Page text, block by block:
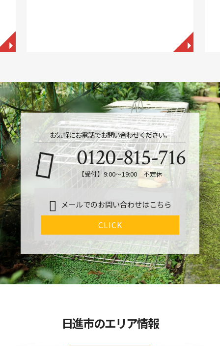
◥ ◥
お気軽にお電話でお問い合わせください。
0120-815-716
【受付】9:00～19:00 不定休
メールでのお問い合わせはこちら
CLICK
日進市のエリア情報